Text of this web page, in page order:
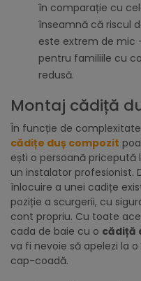
în comparație cu
înseamnă că riscul
este extrem de mic
pentru familiile cu
redusă.
Montaj cădiță
În funcție de
cădițe duș compozit
ești o persoană pricepută
un instalator profesionist.
înlocuire a unei cadițe
poziție a scurgerii, cu
cont propriu. Cu toate
cada de baie cu o cădiță
va fi nevoie să apelezi la
cap-coadă.